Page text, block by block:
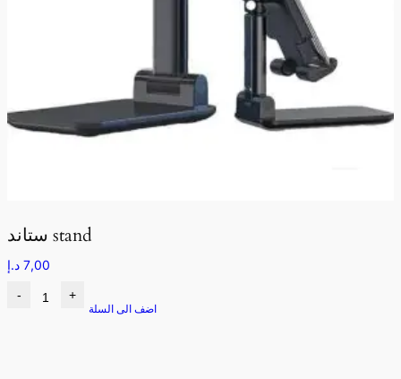
ستاند stand
7,00 د.إ
- +
اضف الى السلة